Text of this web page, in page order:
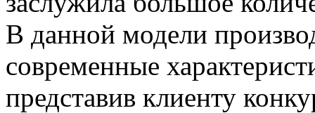
В данной модели
современные
представив клиенту